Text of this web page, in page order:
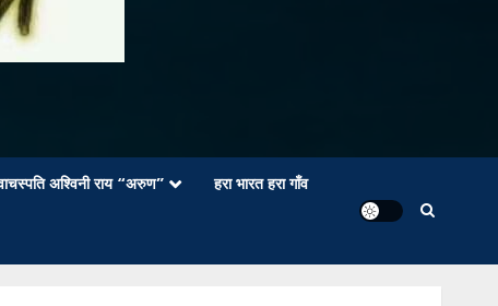
अश्विनी राय “अरुण” हरा भारत हरा गाँव